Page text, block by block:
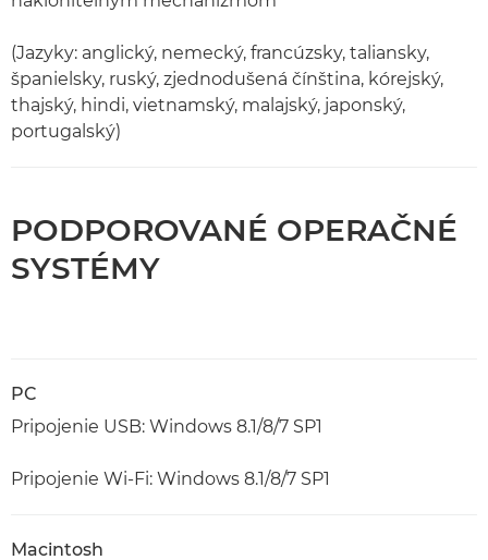
(Jazyky: anglický, nemecký, francúzsky, taliansky,
španielsky, ruský, zjednodušená čínština, kórejský,
thajský, hindi, vietnamský, malajský, japonský,
portugalský)
PODPOROVANÉ OPERAČNÉ
SYSTÉMY
PC
Pripojenie USB: Windows 8.1/8/7 SP1
Pripojenie Wi-Fi: Windows 8.1/8/7 SP1
Macintosh